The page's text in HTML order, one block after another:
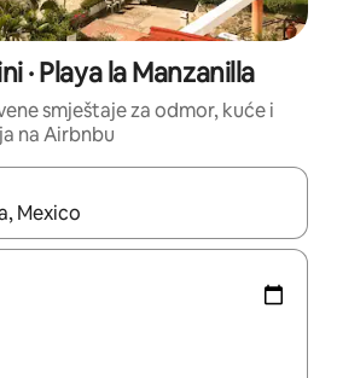
· Playa la Manzanilla
smještaje za odmor, kuće i
na Airbnbu
rezultati, moći ćete ih pregledati